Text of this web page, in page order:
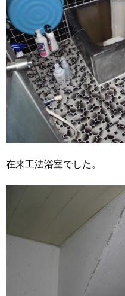
在来工法浴室でした。